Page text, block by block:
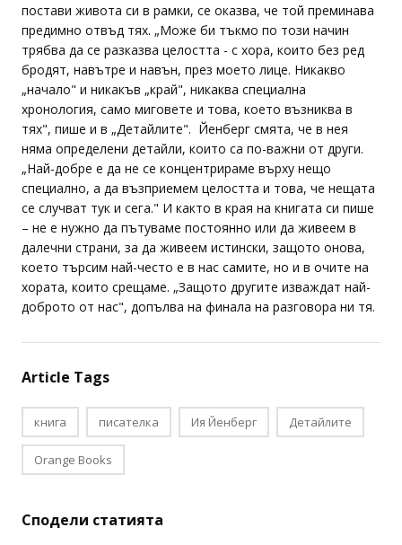
постави живота си в рамки, се оказва, че той преминава
предимно отвъд тях. „Може би тъкмо по този начин
трябва да се разказва целостта - с хора, които без ред
бродят, навътре и навън, през моето лице. Никакво
„начало" и никакъв „край", никаква специална
хронология, само миговете и това, което възниква в
тях", пише и в „Детайлите". Йенберг смята, че в нея
няма определени детайли, които са по-важни от други.
„Най-добре е да не се концентрираме върху нещо
специално, а да възприемем целостта и това, че нещата
се случват тук и сега." И както в края на книгата си пише
– не е нужно да пътуваме постоянно или да живеем в
далечни страни, за да живеем истински, защото онова,
което търсим най-често е в нас самите, но и в очите на
хората, които срещаме. „Защото другите изваждат най-
доброто от нас", допълва на финала на разговора ни тя.
Article Tags
книга писателка Ия Йенберг Детайлите
Orange Books
Сподели статията